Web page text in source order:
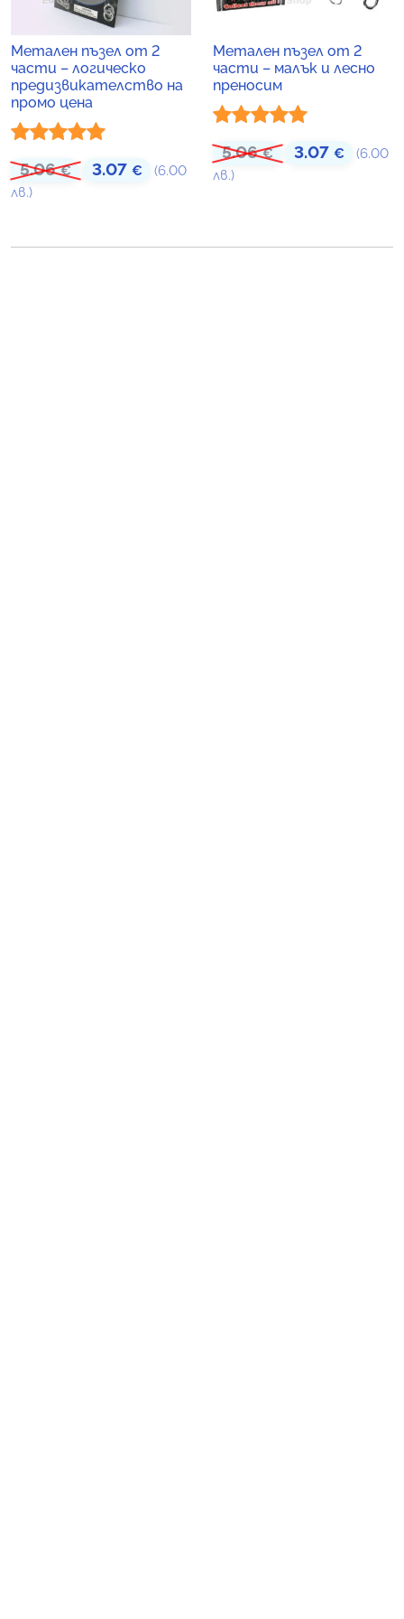
Метален пъзел от 2
части – логическо
предизвикателство на
промо цена
Оценено с
5.00
5.06€ Original price was: 5.06 €.
3.07 € Текущата цена е: 3.07 €.
(6.00
лв.)
Метален пъзел от 2
части – малък и лесно
преносим
Оценено с
5.00
5.06€ Original price
3.07 €
(6.00
лв.)